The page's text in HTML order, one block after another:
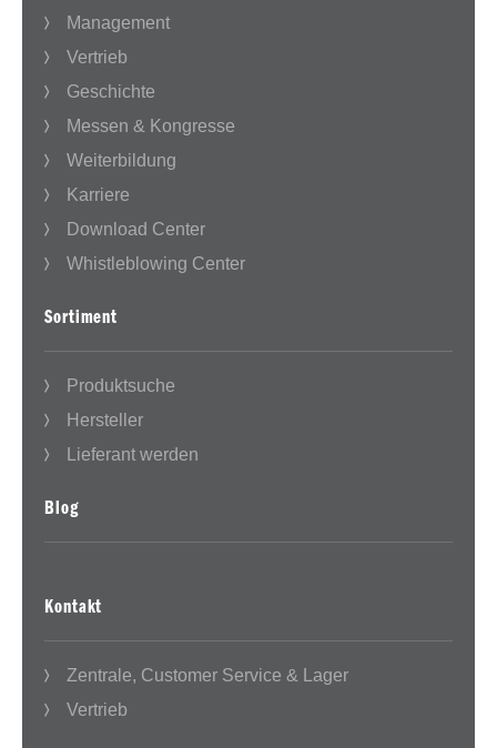
Management
Vertrieb
Geschichte
Messen & Kongresse
Weiterbildung
Karriere
Download Center
Whistleblowing Center
Sortiment
Produktsuche
Hersteller
Lieferant werden
Blog
Kontakt
Zentrale, Customer Service & Lager
Vertrieb